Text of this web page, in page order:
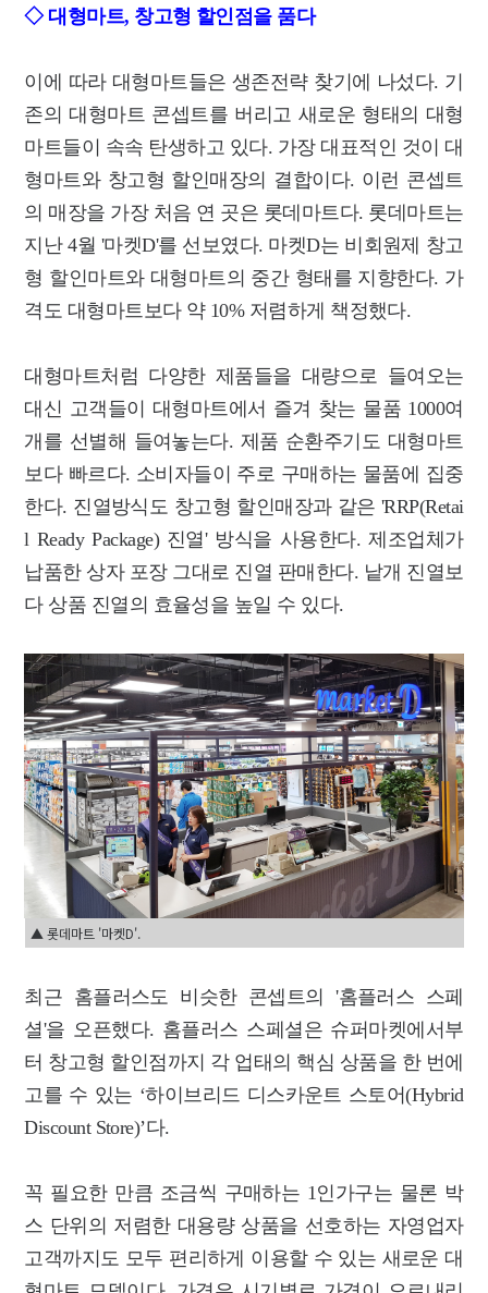
◇ 대형마트, 창고형 할인점을 품다
이에 따라 대형마트들은 생존전략 찾기에 나섰다. 기
존의 대형마트 콘셉트를 버리고 새로운 형태의 대형
마트들이 속속 탄생하고 있다. 가장 대표적인 것이 대
형마트와 창고형 할인매장의 결합이다. 이런 콘셉트
의 매장을 가장 처음 연 곳은 롯데마트다. 롯데마트는
지난 4월 '마켓D'를 선보였다. 마켓D는 비회원제 창고
형 할인마트와 대형마트의 중간 형태를 지향한다. 가
격도 대형마트보다 약 10% 저렴하게 책정했다.
대형마트처럼 다양한 제품들을 대량으로 들여오는
대신 고객들이 대형마트에서 즐겨 찾는 물품 1000여
개를 선별해 들여놓는다. 제품 순환주기도 대형마트
보다 빠르다. 소비자들이 주로 구매하는 물품에 집중
한다. 진열방식도 창고형 할인매장과 같은 'RRP(Retai
l Ready Package) 진열' 방식을 사용한다. 제조업체가
납품한 상자 포장 그대로 진열 판매한다. 낱개 진열보
다 상품 진열의 효율성을 높일 수 있다.
▲ 롯데마트 '마켓D'.
최근 홈플러스도 비슷한 콘셉트의 '홈플러스 스페
셜'을 오픈했다. 홈플러스 스페셜은 슈퍼마켓에서부
터 창고형 할인점까지 각 업태의 핵심 상품을 한 번에
고를 수 있는 ‘하이브리드 디스카운트 스토어(Hybrid
Discount Store)’다.
꼭 필요한 만큼 조금씩 구매하는 1인가구는 물론 박
스 단위의 저렴한 대용량 상품을 선호하는 자영업자
고객까지도 모두 편리하게 이용할 수 있는 새로운 대